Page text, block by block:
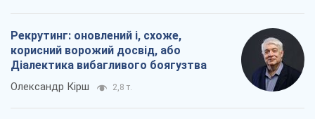
Рекрутинг: оновлений і, схоже,
корисний ворожий досвід, або
Діалектика вибагливого боягузтва
Олександр Кірш 2,8 т.